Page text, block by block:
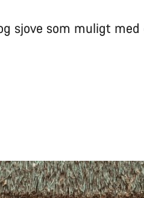
sjove som muligt med